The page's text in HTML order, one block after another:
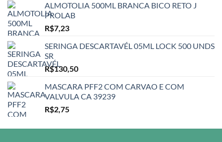
ALMOTOLIA 500ML BRANCA BICO RETO J
PROLAB
R$7,23
SERINGA DESCARTAVÉL 05ML LOCK 500 UNDS
SR
R$130,50
MASCARA PFF2 COM CARVAO E COM
VALVULA CA 39239
R$2,75